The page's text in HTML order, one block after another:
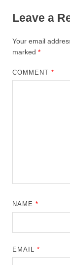
Leave a
Your email
marked *
COMMENT*
NAME*
EMAIL*